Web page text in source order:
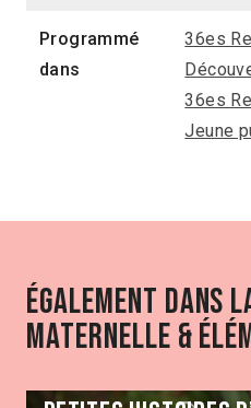
Programmé
dans
36es
36es
Jeune
Également dans
Maternelle &